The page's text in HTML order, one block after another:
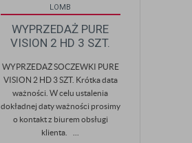
LOMB
WYPRZEDAŻ PURE
VISION 2 HD 3 SZT.
WYPRZEDAŻ SOCZEWKI PURE
VISION 2 HD 3 SZT. Krótka data
ważności. W celu ustalenia
dokładnej daty ważności prosimy
o kontakt z biurem obsługi
klienta. ...